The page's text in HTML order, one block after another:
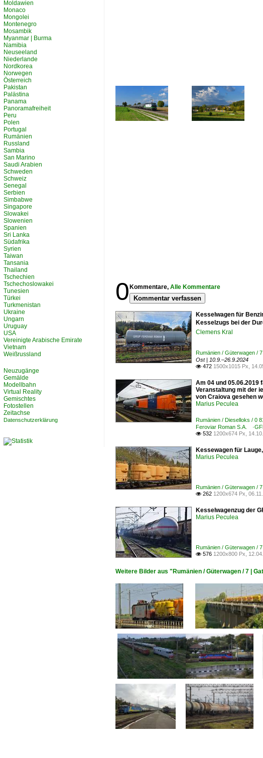
0 Kommentare, Alle Kommentare
Kommentar verfassen
Kesselwagen für
Kesselzugs bei der
Clemens Kral
Rumänien / Güterwagen /
Ost | 10.9.–26.9.2024
 472 1500x1015 Px,
Am 04 und 05.06.2019
Veranstaltung mit der
von Craiova gesehen
Marius Peculea
Rumänien / Dieselloks /
Feroviar Roman S.A.
 532 1200x674 Px,
Kessewagen für
Marius Peculea
Rumänien / Güterwagen /
 262 1200x674 Px,
Kesselwagenzug der
Marius Peculea
Rumänien / Güterwagen /
 576 1200x800 Px,
Weitere Bilder aus "Rumänien / Güterwagen / 7 |
Moldawien
Monaco
Mongolei
Montenegro
Mosambik
Myanmar | Burma
Namibia
Neuseeland
Niederlande
Nordkorea
Norwegen
Österreich
Pakistan
Palästina
Panama
Panoramafreiheit
Peru
Polen
Portugal
Rumänien
Russland
Sambia
San Marino
Saudi Arabien
Schweden
Schweiz
Senegal
Serbien
Simbabwe
Singapore
Slowakei
Slowenien
Spanien
Sri Lanka
Südafrika
Syrien
Taiwan
Tansania
Thailand
Tschechien
Tschechoslowakei
Tunesien
Türkei
Turkmenistan
Ukraine
Ungarn
Uruguay
USA
Vereinigte Arabische Emirate
Vietnam
Weißrussland
Neuzugänge
Gemälde
Modellbahn
Virtual Reality
Gemischtes
Fotostellen
Zeitachse
Datenschutzerklärung